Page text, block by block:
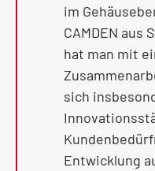
im
CAMDEN aus
hat man mit
sich
Entwicklung